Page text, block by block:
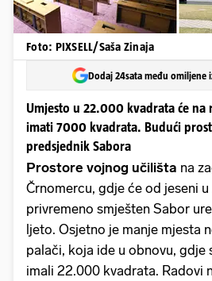
Foto: PIXSELL/Saša Zinaja
Dodaj 24sata među omiljene
Umjesto u 22.000 kvadrata će na
imati 7000 kvadrata. Budući
predsjednik Sabora
Prostore vojnog učilišta na
Črnomercu, gdje će od jeseni
privremeno smješten Sabor
ljeto. Osjetno je manje mjesta
palači, koja ide u obnovu, gdje
imali 22.000 kvadrata. Radovi